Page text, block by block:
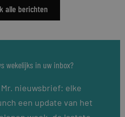
alle berichten
wekelijks in uw inbox?
nieuwsbrief: elke
een update van het